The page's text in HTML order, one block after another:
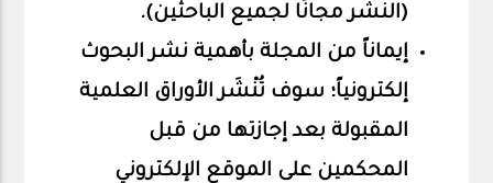
(النشر مجانًا لجميع الباحثين).
إيماناً من المجلة بأهمية نشر البحوث
إلكترونياً؛ سوف تُنْشَر الأوراق العلمية
المقبولة بعد إجازتها من قبل
المحكمين على الموقع الإلكتروني